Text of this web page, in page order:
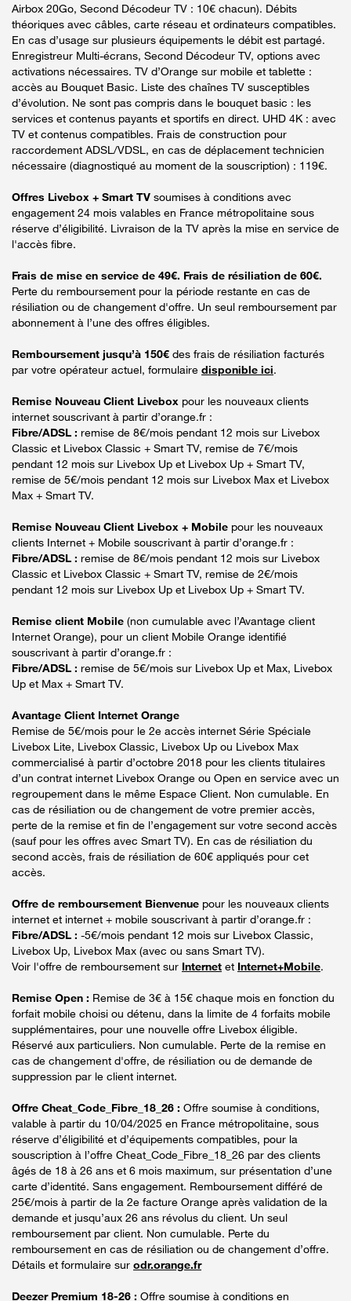
Airbox 20Go, Second Décodeur TV : 10€ chacun). Débits
théoriques avec câbles, carte réseau et ordinateurs compatibles.
En cas d’usage sur plusieurs équipements le débit est partagé.
Enregistreur Multi-écrans, Second Décodeur TV, options avec
activations nécessaires. TV d’Orange sur mobile et tablette :
accès au Bouquet Basic. Liste des chaînes TV susceptibles
d’évolution. Ne sont pas compris dans le bouquet basic : les
services et contenus payants et sportifs en direct. UHD 4K : avec
TV et contenus compatibles. Frais de construction pour
raccordement ADSL/VDSL, en cas de déplacement technicien
nécessaire (diagnostiqué au moment de la souscription) : 119€.
Offres Livebox + Smart TV soumises à conditions avec
engagement 24 mois valables en France métropolitaine sous
réserve d’éligibilité. Livraison de la TV après la mise en service de
l'accès fibre.
Frais de mise en service de 49€. Frais de résiliation de 60€.
Perte du remboursement pour la période restante en cas de
résiliation ou de changement d'offre. Un seul remboursement par
abonnement à l’une des offres éligibles.
Remboursement jusqu’à 150€ des frais de résiliation facturés
par votre opérateur actuel, formulaire disponible ici.
Remise Nouveau Client Livebox pour les nouveaux clients
internet souscrivant à partir d’orange.fr :
Fibre/ADSL : remise de 8€/mois pendant 12 mois sur Livebox
Classic et Livebox Classic + Smart TV, remise de 7€/mois
pendant 12 mois sur Livebox Up et Livebox Up + Smart TV,
remise de 5€/mois pendant 12 mois sur Livebox Max et Livebox
Max + Smart TV.
Remise Nouveau Client Livebox + Mobile pour les nouveaux
clients Internet + Mobile souscrivant à partir d’orange.fr :
Fibre/ADSL : remise de 8€/mois pendant 12 mois sur Livebox
Classic et Livebox Classic + Smart TV, remise de 2€/mois
pendant 12 mois sur Livebox Up et Livebox Up + Smart TV.
Remise client Mobile (non cumulable avec l’Avantage client
Internet Orange), pour un client Mobile Orange identifié
souscrivant à partir d’orange.fr :
Fibre/ADSL : remise de 5€/mois sur Livebox Up et Max, Livebox
Up et Max + Smart TV.
Avantage Client Internet Orange
Remise de 5€/mois pour le 2e accès internet Série Spéciale
Livebox Lite, Livebox Classic, Livebox Up ou Livebox Max
commercialisé à partir d’octobre 2018 pour les clients titulaires
d’un contrat internet Livebox Orange ou Open en service avec un
regroupement dans le même Espace Client. Non cumulable. En
cas de résiliation ou de changement de votre premier accès,
perte de la remise et fin de l’engagement sur votre second accès
(sauf pour les offres avec Smart TV). En cas de résiliation du
second accès, frais de résiliation de 60€ appliqués pour cet
accès.
Offre de remboursement Bienvenue pour les nouveaux clients
internet et internet + mobile souscrivant à partir d’orange.fr :
Fibre/ADSL : -5€/mois pendant 12 mois sur Livebox Classic,
Livebox Up, Livebox Max (avec ou sans Smart TV).
Voir l'offre de remboursement sur Internet et Internet+Mobile.
Remise Open : Remise de 3€ à 15€ chaque mois en fonction du
forfait mobile choisi ou détenu, dans la limite de 4 forfaits mobile
supplémentaires, pour une nouvelle offre Livebox éligible.
Réservé aux particuliers. Non cumulable. Perte de la remise en
cas de changement d'offre, de résiliation ou de demande de
suppression par le client internet.
Offre Cheat_Code_Fibre_18_26 : Offre soumise à conditions,
valable à partir du 10/04/2025 en France métropolitaine, sous
réserve d’éligibilité et d’équipements compatibles, pour la
souscription à l’offre Cheat_Code_Fibre_18_26 par des clients
âgés de 18 à 26 ans et 6 mois maximum, sur présentation d’une
carte d’identité. Sans engagement. Remboursement différé de
25€/mois à partir de la 2e facture Orange après validation de la
demande et jusqu’aux 26 ans révolus du client. Un seul
remboursement par client. Non cumulable. Perte du
remboursement en cas de résiliation ou de changement d’offre.
Détails et formulaire sur odr.orange.fr
Deezer Premium 18-26 : Offre soumise à conditions en